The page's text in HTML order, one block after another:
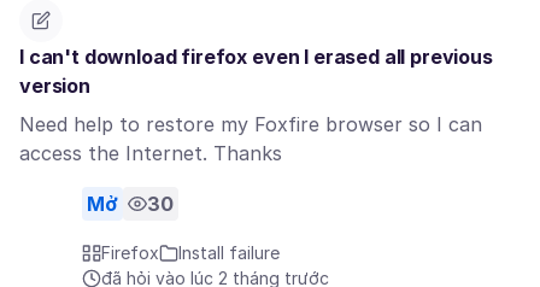
I can't download firefox even I erased all previous
version
Need help to restore my Foxfire browser so I can
access the Internet. Thanks
Mở 30
Firefox
Install failure
đã hỏi vào lúc 2 tháng trước